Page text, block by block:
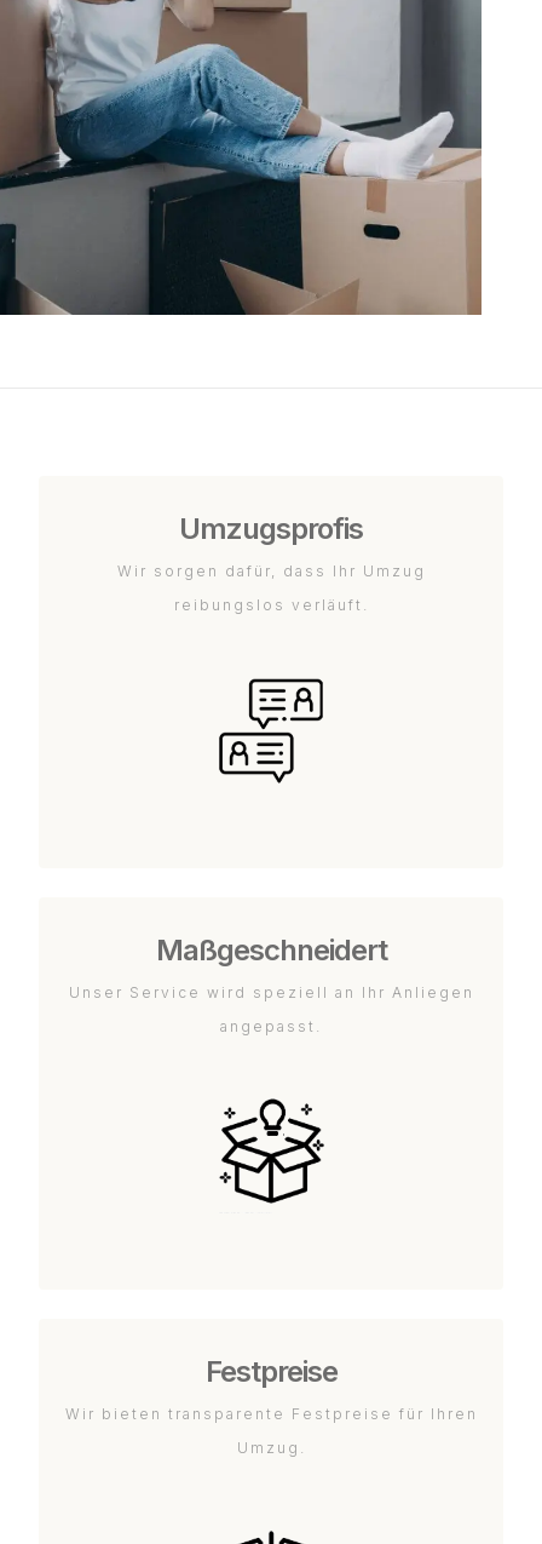
Umzugsprofis
Wir sorgen dafür, dass Ihr Umzug
reibungslos verläuft.
Maßgeschneidert
Unser Service wird speziell an Ihr Anliegen
angepasst.
Festpreise
Wir bieten transparente Festpreise für Ihren
Umzug.